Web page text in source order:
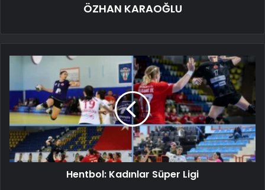
ÖZHAN KARAOĞLU
Hentbol: Kadınlar Süper Ligi